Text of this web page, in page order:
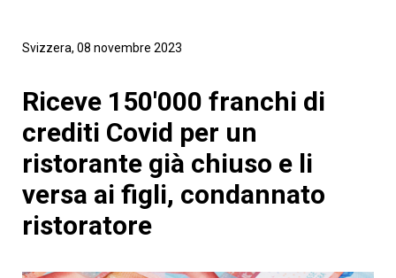
Svizzera, 08 novembre 2023
Riceve 150'000 franchi di
crediti Covid per un
ristorante già chiuso e li
versa ai figli, condannato
ristoratore